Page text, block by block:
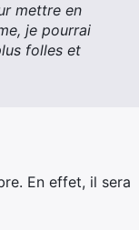
mettre en
je pourrai
folles et
En effet, il sera